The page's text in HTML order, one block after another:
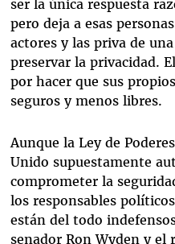
ser la única respuesta
pero deja a esas
actores y las priva de
preservar la privacidad.
por hacer que sus
seguros y menos libres.
Aunque la Ley de
Unido supuestamente
comprometer la
los responsables
están del todo
senador Ron Wyden y el